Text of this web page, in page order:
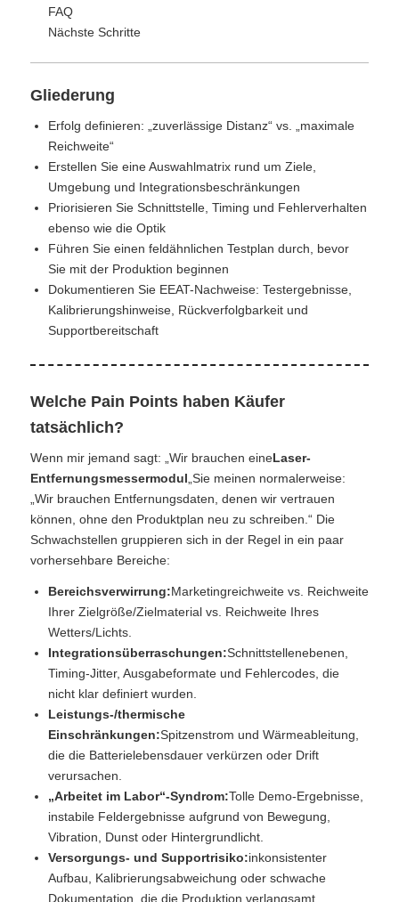
FAQ
Nächste Schritte
Gliederung
Erfolg definieren: „zuverlässige Distanz“ vs. „maximale
Reichweite“
Erstellen Sie eine Auswahlmatrix rund um Ziele,
Umgebung und Integrationsbeschränkungen
Priorisieren Sie Schnittstelle, Timing und Fehlerverhalten
ebenso wie die Optik
Führen Sie einen feldähnlichen Testplan durch, bevor
Sie mit der Produktion beginnen
Dokumentieren Sie EEAT-Nachweise: Testergebnisse,
Kalibrierungshinweise, Rückverfolgbarkeit und
Supportbereitschaft
Welche Pain Points haben Käufer
tatsächlich?
Wenn mir jemand sagt: „Wir brauchen eineLaser-
Entfernungsmessermodul„Sie meinen normalerweise:
„Wir brauchen Entfernungsdaten, denen wir vertrauen
können, ohne den Produktplan neu zu schreiben.“ Die
Schwachstellen gruppieren sich in der Regel in ein paar
vorhersehbare Bereiche:
Bereichsverwirrung:Marketingreichweite vs. Reichweite
Ihrer Zielgröße/Zielmaterial vs. Reichweite Ihres
Wetters/Lichts.
Integrationsüberraschungen:Schnittstellenebenen,
Timing-Jitter, Ausgabeformate und Fehlercodes, die
nicht klar definiert wurden.
Leistungs-/thermische
Einschränkungen:Spitzenstrom und Wärmeableitung,
die die Batterielebensdauer verkürzen oder Drift
verursachen.
„Arbeitet im Labor“-Syndrom:Tolle Demo-Ergebnisse,
instabile Feldergebnisse aufgrund von Bewegung,
Vibration, Dunst oder Hintergrundlicht.
Versorgungs- und Supportrisiko:inkonsistenter
Aufbau, Kalibrierungsabweichung oder schwache
Dokumentation, die die Produktion verlangsamt.